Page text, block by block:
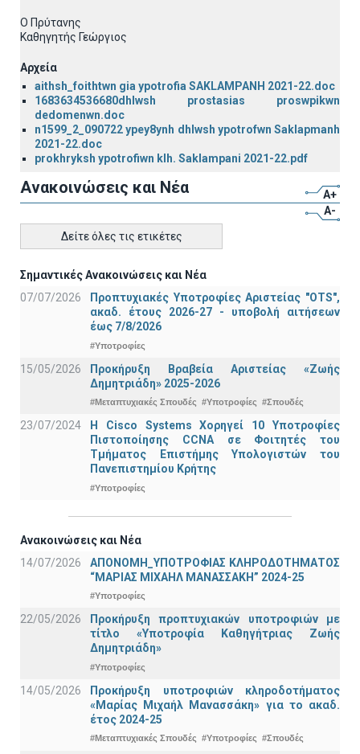
Ο Πρύτανης
Καθηγητής Γεώργιος
Αρχεία
aithsh_foithtwn gia ypotrofia SAKLAMPANH 2021-22.doc
1683634536680dhlwsh prostasias proswpikwn
dedomenwn.doc
n1599_2_090722 ypey8ynh dhlwsh ypotrofwn Saklapmanh
2021-22.doc
prokhryksh ypotrofiwn klh. Saklampani 2021-22.pdf
Ανακοινώσεις και Νέα
A+
A-
Δείτε όλες τις ετικέτες
Σημαντικές Ανακοινώσεις και Νέα
07/07/2026
Προπτυχιακές Υποτροφίες Αριστείας "OTS",
ακαδ. έτους 2026-27 - υποβολή αιτήσεων
έως 7/8/2026
#Υποτροφίες
15/05/2026
Προκήρυξη Βραβεία Αριστείας «Ζωής
Δημητριάδη» 2025-2026
#Μεταπτυχιακές Σπουδές #Υποτροφίες #Σπουδές
23/07/2024
Η Cisco Systems Χορηγεί 10 Υποτροφίες
Πιστοποίησης CCNA σε Φοιτητές του
Τμήματος Επιστήμης Υπολογιστών του
Πανεπιστημίου Κρήτης
#Υποτροφίες
Ανακοινώσεις και Νέα
14/07/2026
ΑΠΟΝΟΜΗ_ΥΠΟΤΡΟΦΙΑΣ ΚΛΗΡΟΔΟΤΗΜΑΤΟΣ
“ΜΑΡΙΑΣ ΜΙΧΑΗΛ ΜΑΝΑΣΣΑΚΗ” 2024-25
#Υποτροφίες
22/05/2026
Προκήρυξη προπτυχιακών υποτροφιών με
τίτλο «Υποτροφία Καθηγήτριας Ζωής
Δημητριάδη»
#Υποτροφίες
14/05/2026
Προκήρυξη υποτροφιών κληροδοτήματος
«Μαρίας Μιχαήλ Μανασσάκη» για το ακαδ.
έτος 2024-25
#Μεταπτυχιακές Σπουδές #Υποτροφίες #Σπουδές